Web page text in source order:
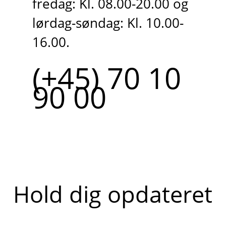
fredag: Kl. 08.00-20.00 og
lørdag-søndag: Kl. 10.00-
16.00.
(+45) 70 10
90 00
Hold dig opdateret